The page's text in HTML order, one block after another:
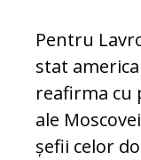
Pentru
stat
reafirma cu
ale
șefii celor